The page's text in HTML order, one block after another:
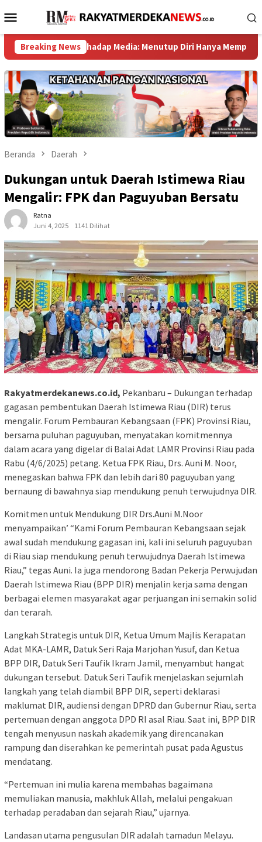
ke
Menu
Mobile
Breaking News
Terhadap Media: Menutup Diri Hanya Memperburuk Citra
Beranda Daerah
Dukungan untuk Daerah Istimewa Riau
Mengalir: FPK dan Paguyuban Bersatu
Ratna
Juni 4, 2025
1141 Dilihat
Rakyatmerdekanews.co.id, Pekanbaru – Dukungan terhadap
gagasan pembentukan Daerah Istimewa Riau (DIR) terus
mengalir. Forum Pembauran Kebangsaan (FPK) Provinsi Riau,
bersama puluhan paguyuban, menyatakan komitmennya
dalam acara yang digelar di Balai Adat LAMR Provinsi Riau pada
Rabu (4/6/2025) petang. Ketua FPK Riau, Drs. Auni M. Noor,
menegaskan bahwa FPK dan lebih dari 80 paguyuban yang
bernaung di bawahnya siap mendukung penuh terwujudnya DIR.
Komitmen untuk Mendukung DIR Drs.Auni M.Noor
menyampaikan’ “Kami Forum Pembauran Kebangsaan sejak
awal sudah mendukung gagasan ini, kali ini seluruh paguyuban
di Riau siap mendukung penuh terwujudnya Daerah Istimewa
Riau,” tegas Auni. Ia juga mendorong Badan Pekerja Perwujudan
Daerah Istimewa Riau (BPP DIR) menjalin kerja sama dengan
berbagai elemen masyarakat agar perjuangan ini semakin solid
dan terarah.
Langkah Strategis untuk DIR, Ketua Umum Majlis Kerapatan
Adat MKA-LAMR, Datuk Seri Raja Marjohan Yusuf, dan Ketua
BPP DIR, Datuk Seri Taufik Ikram Jamil, menyambut hangat
dukungan tersebut. Datuk Seri Taufik menjelaskan sejumlah
langkah yang telah diambil BPP DIR, seperti deklarasi
maklumat DIR, audiensi dengan DPRD dan Gubernur Riau, serta
pertemuan dengan anggota DPD RI asal Riau. Saat ini, BPP DIR
tengah menyusun naskah akademik yang direncanakan
rampung dan diserahkan ke pemerintah pusat pada Agustus
mendatang.
“Pertemuan ini mulia karena membahas bagaimana
memuliakan manusia, makhluk Allah, melalui pengakuan
terhadap peradaban dan sejarah Riau,” ujarnya.
Landasan utama pengusulan DIR adalah tamadun Melayu.